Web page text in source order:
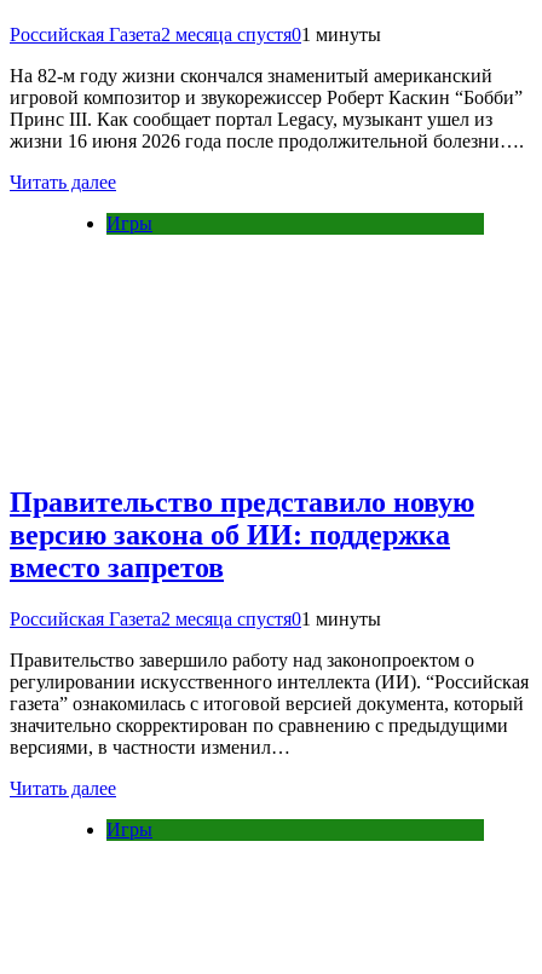
Российская Газета2 месяца спустя01 минуты
На 82-м году жизни скончался знаменитый американский
игровой композитор и звукорежиссер Роберт Каскин “Бобби”
Принс III. Как сообщает портал Legacy, музыкант ушел из
жизни 16 июня 2026 года после продолжительной болезни….
Читать далее
Игры
Правительство представило новую
версию закона об ИИ: поддержка
вместо запретов
Российская Газета2 месяца спустя01 минуты
Правительство завершило работу над законопроектом о
регулировании искусственного интеллекта (ИИ). “Российская
газета” ознакомилась с итоговой версией документа, который
значительно скорректирован по сравнению с предыдущими
версиями, в частности изменил…
Читать далее
Игры